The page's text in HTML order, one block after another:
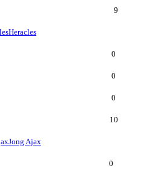
9
Heracles
0
0
0
10
Jong Ajax
0